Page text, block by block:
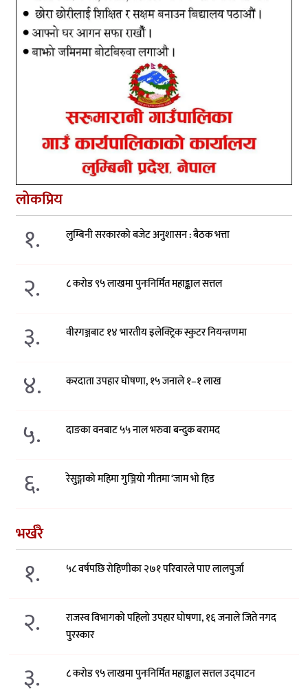
लोकप्रिय
१. लुम्बिनी सरकारको बजेट अनुशासन : बैठक भत्ता
२. ८ करोड ९५ लाखमा पुनःनिर्मित महाङ्काल सत्तल
३. वीरगञ्जबाट १४ भारतीय इलेक्ट्रिक स्कुटर नियन्त्रणमा
४. करदाता उपहार घोषणा, १५ जनाले १–१ लाख
५. दाङका वनबाट ५५ नाल भरुवा बन्दुक बरामद
६. रेसुङ्गाको महिमा गुञ्जियो गीतमा ‘जाम भो हिड
भर्खरै
१. ५८ वर्षपछि रोहिणीका २७१ परिवारले पाए लालपुर्जा
२.
राजस्व विभागको पहिलो उपहार घोषणा, १६ जनाले जिते नगद
पुरस्कार
३. ८ करोड ९५ लाखमा पुनःनिर्मित महाङ्काल सत्तल उद्घाटन